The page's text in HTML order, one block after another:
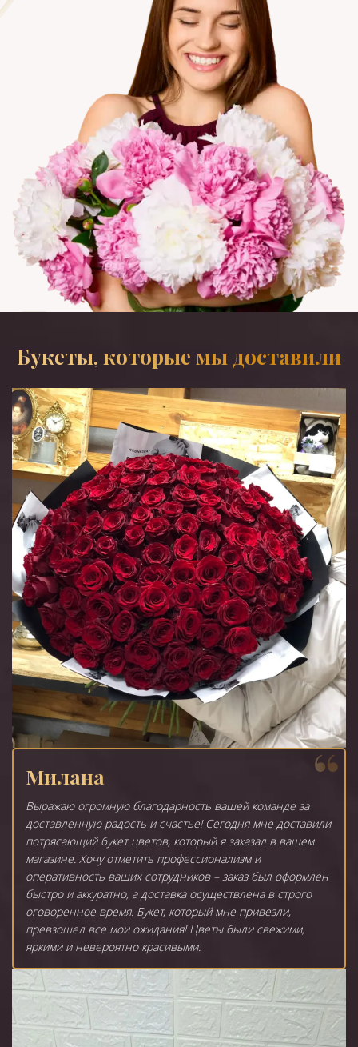
Букеты, которые мы доставили
Милана
Выражаю огромную благодарность вашей команде за
доставленную радость и счастье! Сегодня мне доставили
потрясающий букет цветов, который я заказал в вашем
магазине. Хочу отметить профессионализм и
оперативность ваших сотрудников – заказ был оформлен
быстро и аккуратно, а доставка осуществлена в строго
оговоренное время. Букет, который мне привезли,
превзошел все мои ожидания! Цветы были свежими,
яркими и невероятно красивыми.